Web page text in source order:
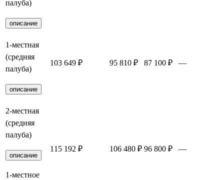
палуба)
описание
1-местная
(средняя
палуба)
описание
103 649 ₽ 95 810 ₽ 87 100 ₽ —
2-местная
(средняя
палуба)
описание
1-местное
115 192 ₽ 106 480 ₽ 96 800 ₽ —